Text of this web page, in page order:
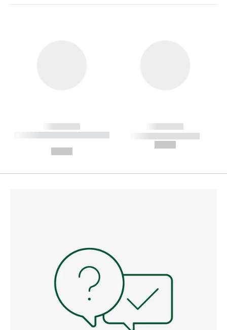
------------
----------- ----------- --------
------------
----------- -----------